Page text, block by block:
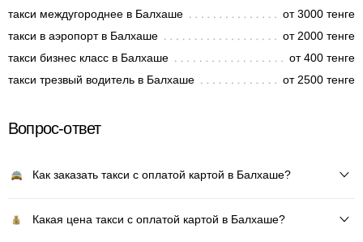
такси междугороднее в Балхаше
от 3000 тенге
такси в аэропорт в Балхаше
от 2000 тенге
такси бизнес класс в Балхаше
от 400 тенге
такси трезвый водитель в Балхаше
от 2500 тенге
Вопрос-ответ
Как заказать такси с оплатой картой в Балхаше?
Какая цена такси с оплатой картой в Балхаше?